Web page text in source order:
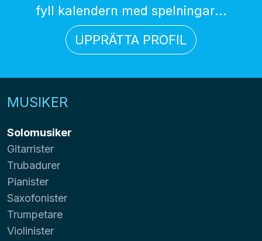
fyll kalendern med spelningar...
UPPRÄTTA PROFIL
MUSIKER
Solomusiker
Gitarrister
Trubadurer
Pianister
Saxofonister
Trumpetare
Violinister